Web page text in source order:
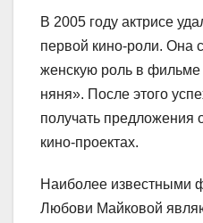
В 2005 году актрисе
первой кино-роли. Она
женскую роль в
няня». После этого
получать предложения
кино-проектах.
Наиболее известными
Любови Майковой